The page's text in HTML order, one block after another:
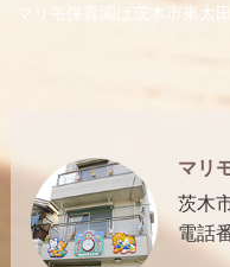
マリモ保育園は茨木市東太
マリ
茨木
電話